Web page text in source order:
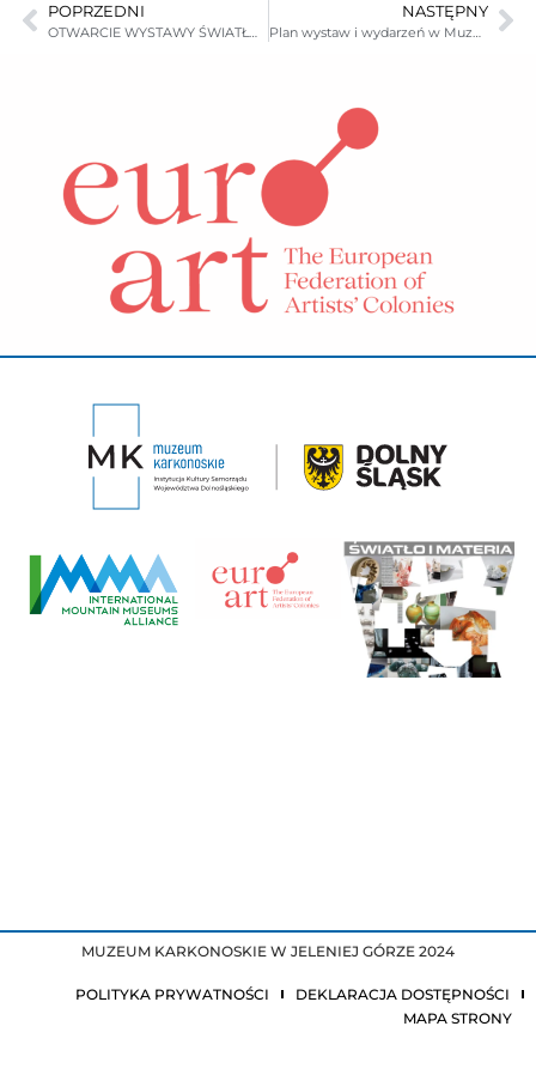
POPRZEDNI
OTWARCIE WYSTAWY ŚWIATŁO I MATERIA
NASTĘPNY
Plan wystaw i wydarzeń w Muzeum Karkonoskim w Jeleniej Górze 2013
MUZEUM KARKONOSKIE W JELENIEJ GÓRZE 2024
POLITYKA PRYWATNOŚCI
DEKLARACJA DOSTĘPNOŚCI
MAPA STRONY